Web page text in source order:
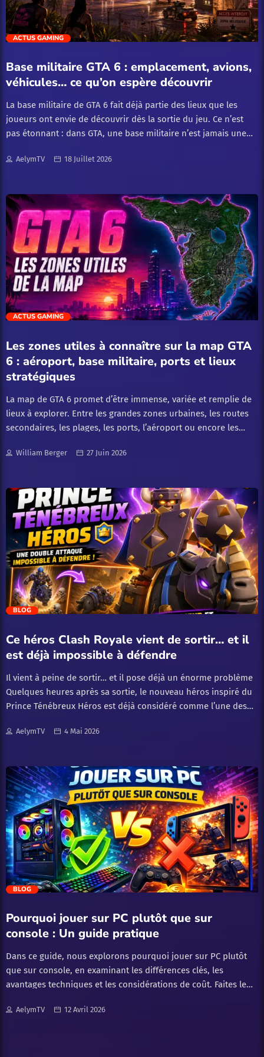
Royale, et les Barbares d’élite évolués peuvent […]
trending_flat
ACTUS GAMING
Base militaire GTA 6 : emplacement, avions,
véhicules… ce qu’on espère découvrir
La base militaire de GTA 6 fait déjà partie des lieux que les
joueurs ont envie de découvrir dès la sortie du jeu. Ce n’est
pas étonnant : dans GTA, une base militaire n’est jamais une
voler un avion, de récupérer un véhicule rare, de déclencher
confirmé officiellement l’emplacement d’une base militaire
dans GTA 6. On sait que le jeu se déroulera à Vice City et dans
l’État de Leonida, mais la carte complète, les zones interdites,
les aéroports militaires et les éventuelles bases secrètes
restent encore à découvrir. L’objectif de cet article est donc de
se positionner en avance sur le sujet : ce que l’on sait déjà, où
une […]
AelymTV 18 Juillet 2026
trending_flat
ACTUS GAMING
Les zones utiles à connaître sur la map GTA
6 : aéroport, base militaire, ports et lieux
stratégiques
La map de GTA 6 promet d’être immense, variée et remplie de
lieux à explorer. Entre les grandes zones urbaines, les routes
secondaires, les plages, les ports, l’aéroport ou encore les
ce que le joueur recherche.Cet article sera mis à jour au fil des
lieux importants et les zones à explorer. SOMMAIRE Pourquoi
connaître les zones utiles de GTA 6 ? Connaître les zones utiles
GTA 6 permet de mieux se repérer, de gagner du temps et de
savoir où aller selon les situations. Certains lieux peuvent
servir pour trouver des véhicules, fuir plus facilement,
explorer la map ou simplement découvrir des endroits
importants du jeu. Vice City : la zone centrale de […]
William Berger 27 Juin 2026
trending_flat
BLOG
Ce héros Clash Royale vient de sortir… et il
est déjà impossible à défendre
Il vient à peine de sortir… et il pose déjà un énorme problème
Quelques heures après sa sortie, le nouveau héros inspiré du
Prince Ténébreux Héros est déjà considéré comme l’une des
une double attaque simultanée que très peu de decks peuvent
jusqu’ici.
Lors de l’activation :il descend de son rhinocéros
en infligeant 490 dégâts de zonecontinue de se battre à pied
pendant ce temps, son rhinocéros charge directement les
bâtiments
Résultat :tu attaques sur deux fronts en même
tempsle héros met la pressionle rhinocéros force une réponse
immédiate
une défense classique devient très vite
impossible
Le deck à jouer maintenant pour profiter de la
carte
Si tu veux monter […]
AelymTV 4 Mai 2026
trending_flat
BLOG
Pourquoi jouer sur PC plutôt que sur
console : Un guide pratique
Dans ce guide, nous explorons pourquoi jouer sur PC plutôt
que sur console, en examinant les différences clés, les
avantages techniques et les considérations de coût. Faites le
AelymTV 12 Avril 2026